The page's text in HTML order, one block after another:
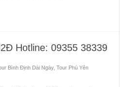
Hotline: 09355 38339
Bình Định Dài Ngày,Tour Phú Yên